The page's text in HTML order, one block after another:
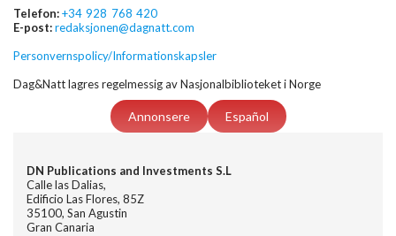
Telefon:+34 928 768 420
E-post:redaksjonen@dagnatt.com
Personvernspolicy/Informationskapsler
Dag&Natt lagres regelmessig av Nasjonalbiblioteket i Norge
Annonsere Español
DN Publications and Investments S.L
Calle las Dalias,
Edificio Las Flores, 85Z
35100, San Agustin
Gran Canaria